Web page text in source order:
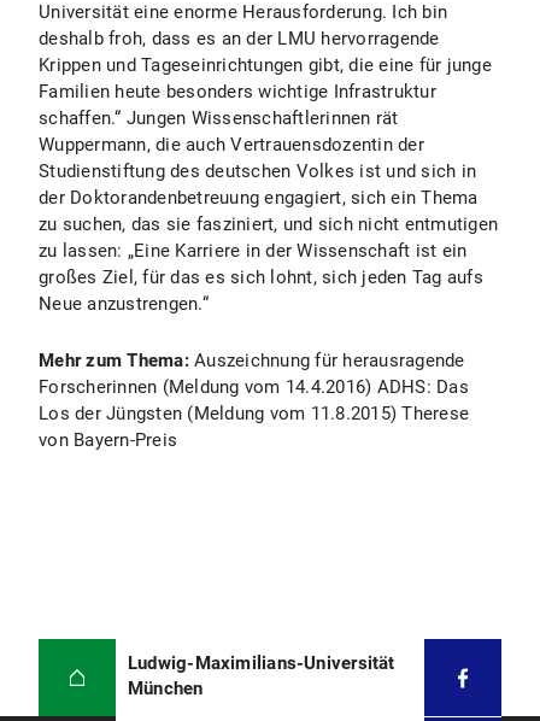
Universität eine enorme Herausforderung. Ich bin
deshalb froh, dass es an der LMU hervorragende
Krippen und Tageseinrichtungen gibt, die eine für junge
Familien heute besonders wichtige Infrastruktur
schaffen.“ Jungen Wissenschaftlerinnen rät
Wuppermann, die auch Vertrauensdozentin der
Studienstiftung des deutschen Volkes ist und sich in
der Doktorandenbetreuung engagiert, sich ein Thema
zu suchen, das sie fasziniert, und sich nicht entmutigen
zu lassen: „Eine Karriere in der Wissenschaft ist ein
großes Ziel, für das es sich lohnt, sich jeden Tag aufs
Neue anzustrengen.“
Mehr zum Thema:Auszeichnung für herausragende
Forscherinnen (Meldung vom 14.4.2016) ADHS: Das
Los der Jüngsten (Meldung vom 11.8.2015) Therese
von Bayern-Preis
Ludwig-Maximilians-Universität
München